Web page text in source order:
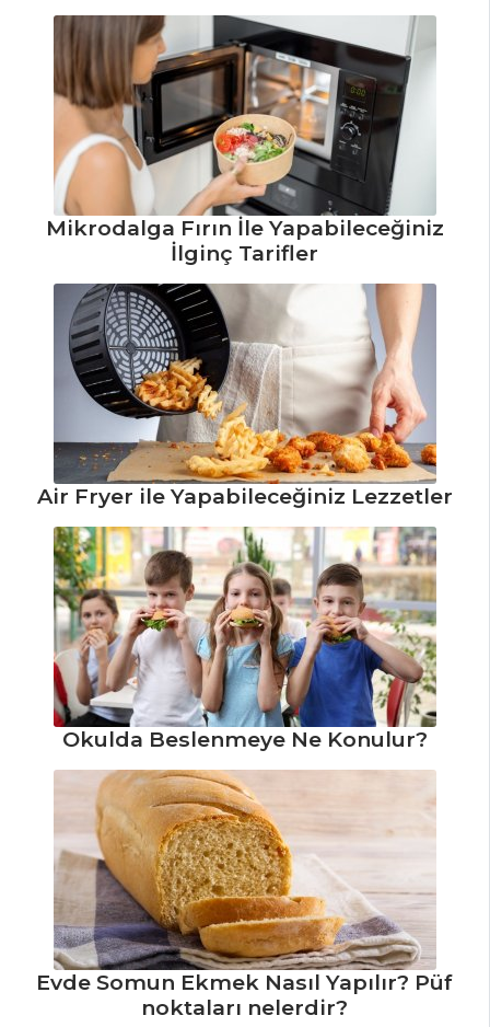
Et Yemekleri Tüm
Tarifleri
Mikrodalga Fırın İle Yapabileceğiniz
İlginç Tarifler
Air Fryer ile Yapabileceğiniz Lezzetler
Okulda Beslenmeye Ne Konulur?
Evde Somun Ekmek Nasıl Yapılır? Püf
noktaları nelerdir?